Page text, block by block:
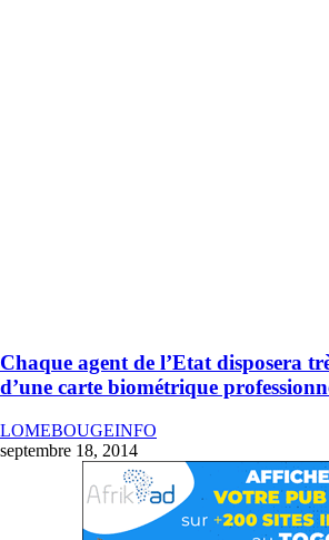
Chaque agent de l’Etat disposera
d’une carte biométrique
LOMEBOUGEINFO
septembre 18, 2014